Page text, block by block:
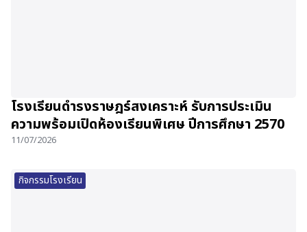
โรงเรียนดำรงราษฎร์สงเคราะห์ รับการประเมิน
ความพร้อมเปิดห้องเรียนพิเศษ ปีการศึกษา 2570
11/07/2026
กิจกรรมโรงเรียน